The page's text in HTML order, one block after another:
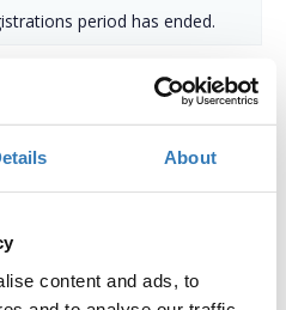
About
content and ads, to
period has ended.
των Γυναικών»
αναγκαιότητα ενδυνάμωσης
την